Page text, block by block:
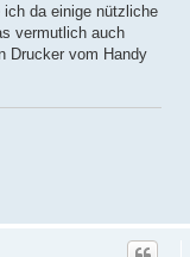
da einige nützliche
vermutlich auch
Drucker vom Handy